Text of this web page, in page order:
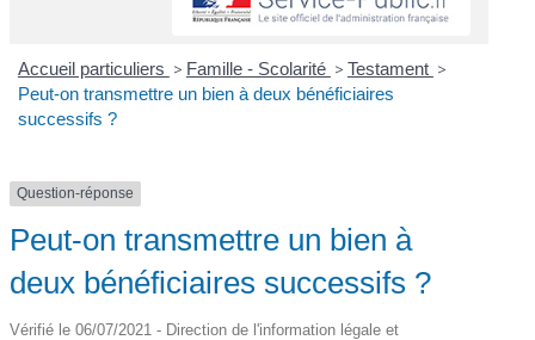
Accueil particuliers > Famille - Scolarité > Testament >
Peut-on transmettre un bien à deux bénéficiaires
successifs ?
Question-réponse
Peut-on transmettre un bien à
deux bénéficiaires successifs ?
Vérifié le 06/07/2021 - Direction de l'information légale et